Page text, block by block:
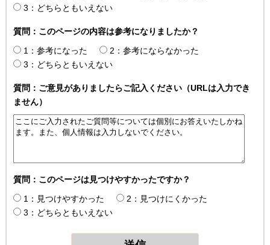
3：どちらともいえない
質問：このページの内容は参考になりましたか？
1：参考になった
2：参考にならなかった
3：どちらともいえない
質問：ご意見がありましたらご記入ください（URLは入力でき
ません）
質問：このページは見つけやすかったですか？
1：見つけやすかった
2：見つけにくかった
3：どちらともいえない